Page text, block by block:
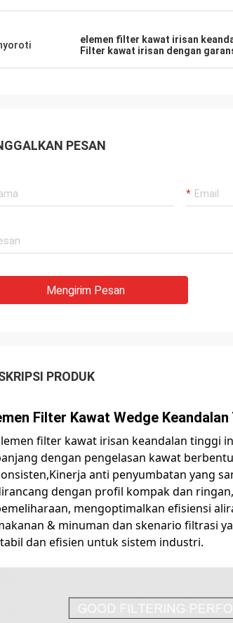
elemen filter kawat irisan
Filter kawat irisan dengan
PESAN
Mengirim Pesan
PRODUK
Filter Kawat Wedge
filter kawat irisan keandalan tinggi
dengan pengelasan kawat
anti penyumbatan yang
dengan profil kompak dan
mengoptimalkan efisiensi
& minuman dan skenario filtrasi
dan efisien untuk sistem industri.